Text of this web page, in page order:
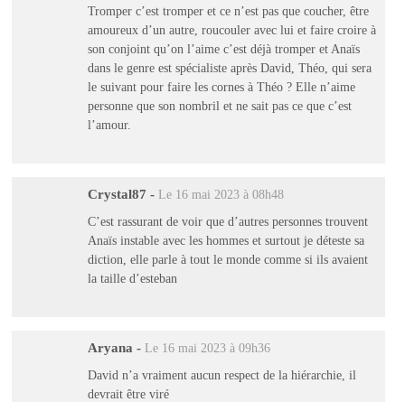
Tromper c’est tromper et ce n’est pas que coucher, être
amoureux d’un autre, roucouler avec lui et faire croire à
son conjoint qu’on l’aime c’est déjà tromper et Anaïs
dans le genre est spécialiste après David, Théo, qui sera
le suivant pour faire les cornes à Théo ? Elle n’aime
personne que son nombril et ne sait pas ce que c’est
l’amour.
Crystal87 - Le 16 mai 2023 à 08h48
C’est rassurant de voir que d’autres personnes trouvent
Anaïs instable avec les hommes et surtout je déteste sa
diction, elle parle à tout le monde comme si ils avaient
la taille d’esteban
Aryana - Le 16 mai 2023 à 09h36
David n’a vraiment aucun respect de la hiérarchie, il
devrait être viré